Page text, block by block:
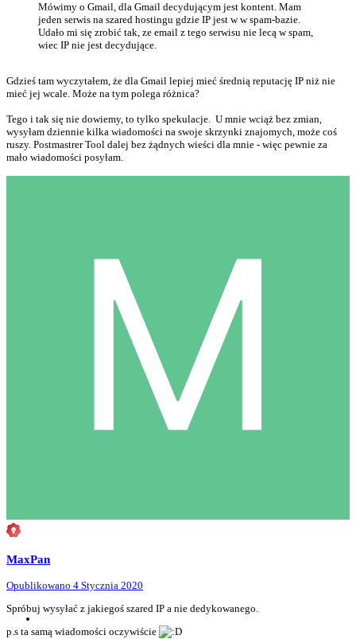
Mówimy o Gmail, dla Gmail decydującym jest kontent. Mam
jeden serwis na szared hostingu gdzie IP jest w w spam-bazie.
Udało mi się zrobić tak, ze email z tego serwisu nie lecą w spam,
wiec IP nie jest decydujące.
Gdzieś tam wyczytałem, że dla Gmail lepiej mieć średnią reputację IP niż nie
mieć jej wcale. Może na tym polega różnica?
Tego i tak się nie dowiemy, to tylko spekulacje. U mnie wciąż bez zmian,
wysyłam dziennie kilka wiadomości na swoje skrzynki znajomych, może coś
ruszy. Postmastrer Tool dalej bez żądnych wieści dla mnie - więc pewnie za
mało wiadomości posyłam.
MaxPan
Opublikowano 4 Stycznia 2020
Spróbuj wysyłać z jakiegoś szared IP a nie dedykowanego.
p.s ta samą wiadomości oczywiście